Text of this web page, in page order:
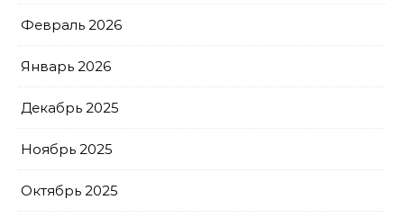
Февраль 2026
Январь 2026
Декабрь 2025
Ноябрь 2025
Октябрь 2025